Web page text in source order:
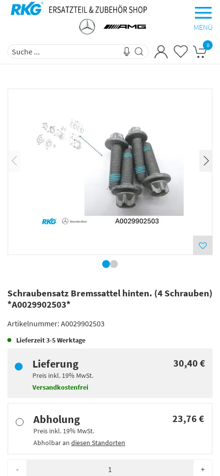
MENÜ
0
Schraubensatz Bremssattel hinten. (4 Schrauben)
*A0029902503*
Artikelnummer: A0029902503
Lieferzeit3-5 Werktage
Lieferung
Preis inkl. 19% MwSt.
Versandkostenfrei
30,40 €
Abholung
Preis inkl. 19% MwSt.
Abholbar an diesen Standorten
23,76 €
- +